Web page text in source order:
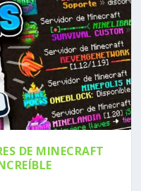
DE MINECRAFT